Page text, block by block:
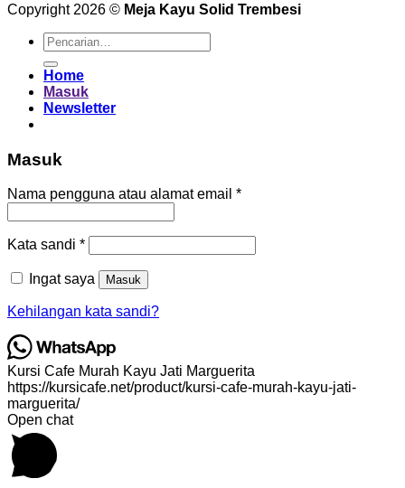
Copyright 2026 © Meja Kayu Solid Trembesi
Pencarian
untuk:
Home
Masuk
Newsletter
Masuk
Nama pengguna atau alamat email *Wajib
Kata sandi *Wajib
Ingat saya Masuk
Kehilangan kata sandi?
Kursi Cafe Murah Kayu Jati Marguerita
https://kursicafe.net/product/kursi-cafe-murah-kayu-jati-
marguerita/
Open chat